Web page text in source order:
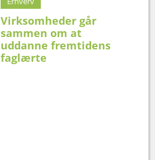
Virksomheder går
sammen om at
uddanne fremtidens
faglærte